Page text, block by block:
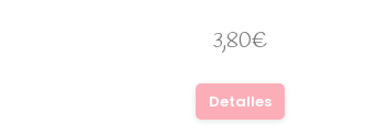
3,80€
Detalles